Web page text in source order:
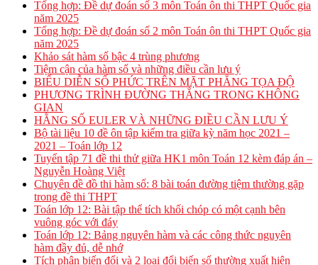
Tổng hợp: Đề dự đoán số 3 môn Toán ôn thi THPT Quốc gia
năm 2025
Tổng hợp: Đề dự đoán số 2 môn Toán ôn thi THPT Quốc gia
năm 2025
Khảo sát hàm số bậc 4 trùng phương
Tiệm cận của hàm số và những điều cần lưu ý
BIỂU DIỄN SỐ PHỨC TRÊN MẶT PHẲNG TỌA ĐỘ
PHƯƠNG TRÌNH ĐƯỜNG THẲNG TRONG KHÔNG
GIAN
HẰNG SỐ EULER VÀ NHỮNG ĐIỀU CẦN LƯU Ý
Bộ tài liệu 10 đề ôn tập kiểm tra giữa kỳ năm học 2021 –
2021 – Toán lớp 12
Tuyển tập 71 đề thi thử giữa HK1 môn Toán 12 kèm đáp án –
Nguyễn Hoàng Việt
Chuyên đề đồ thi hàm số: 8 bài toán đường tiệm thường gặp
trong đề thi THPT
Toán lớp 12: Bài tập thể tích khối chóp có một cạnh bên
vuông góc với đáy
Toán lớp 12: Bảng nguyên hàm và các công thức nguyên
hàm đầy đủ, dễ nhớ
Tích phân biến đổi và 2 loại đổi biến số thường xuất hiện